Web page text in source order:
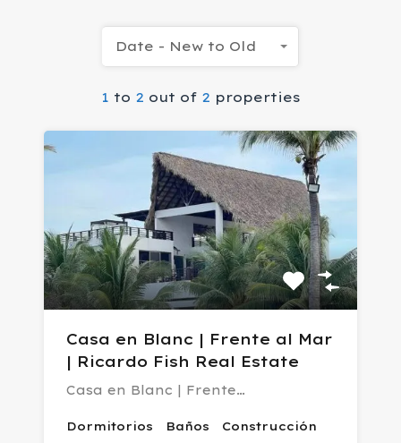
1 to 2 out of 2 properties
Date - New to Old
Casa en Blanc | Frente al Mar
| Ricardo Fish Real Estate
Casa en Blanc | Frente…
Dormitorios
Baños
Construcción